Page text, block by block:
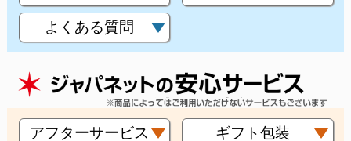
よくある質問
アフターサービス ギフト包装